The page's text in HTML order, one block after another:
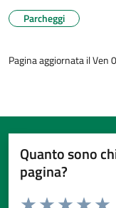
Parcheggi
Pagina aggiornata il Ven
Quanto sono
pagina?
Valuta da 1 a 5 stelle la